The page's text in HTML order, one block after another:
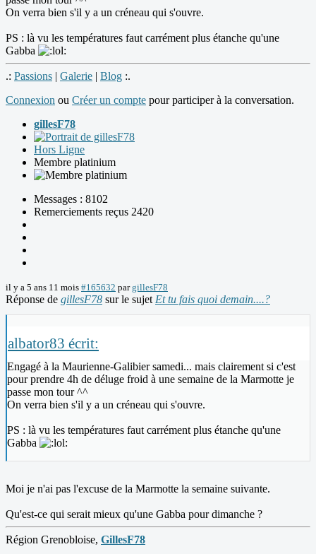
On verra bien s'il y a un créneau qui s'ouvre.
PS : là vu les températures faut carrément plus étanche qu'une
Gabba
.: Passions | Galerie | Blog :.
Connexion ou Créer un compte pour participer à la conversation.
gillesF78
Hors Ligne
Membre platinium
Messages : 8102
Remerciements reçus 2420
il y a 5 ans 11 mois #165632 pargillesF78
Réponse de gillesF78 sur le sujet Et tu fais quoi demain....?
albator83 écrit:
Engagé à la Maurienne-Galibier samedi... mais clairement si c'est
pour prendre 4h de déluge froid à une semaine de la Marmotte je
passe mon tour ^^
On verra bien s'il y a un créneau qui s'ouvre.
PS : là vu les températures faut carrément plus étanche qu'une
Gabba
Moi je n'ai pas l'excuse de la Marmotte la semaine suivante.
Qu'est-ce qui serait mieux qu'une Gabba pour dimanche ?
Région Grenobloise, GillesF78